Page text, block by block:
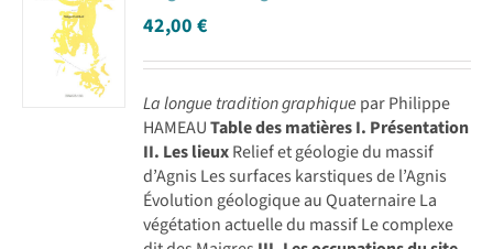
42,00€
La longue tradition graphique par Philippe
HAMEAUTable des matièresI. Présentation
II. Les lieuxRelief et géologie du massif
d’Agnis Les surfaces karstiques de l’Agnis
Évolution géologique au Quaternaire La
végétation actuelle du massif Le complexe